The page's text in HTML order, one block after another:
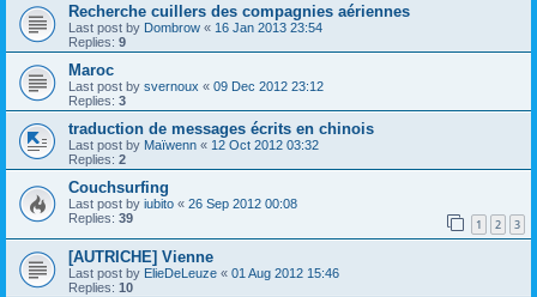
Recherche cuillers des compagnies aériennes
Last post by Dombrow « 16 Jan 2013 23:54
Replies: 9
Maroc
Last post by svernoux « 09 Dec 2012 23:12
Replies: 3
traduction de messages écrits en chinois
Last post by Maïwenn « 12 Oct 2012 03:32
Replies: 2
Couchsurfing
Last post by iubito « 26 Sep 2012 00:08
Replies: 39 1 2 3
[AUTRICHE] Vienne
Last post by ElieDeLeuze « 01 Aug 2012 15:46
Replies: 10